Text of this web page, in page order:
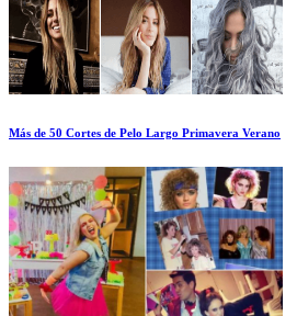
Más de 50 Cortes de Pelo Largo Primavera Verano